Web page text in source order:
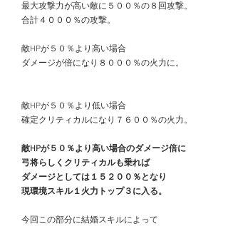
最大攻撃力が高い敵に５００％の８回攻撃。
合計４０００％の攻撃。
敵HPが５０％より高い場合
ダメージが倍になり８０００％の火力に。
敵HPが５０％より低い場合
確定クリティカルになり７６００％の火力。
敵HPが５０％より高い場合のダメージ倍に
弓将らしくクリティカルも乗れば
ダメージとしては１５２００％となり
現環境スキル１火力トップ３に入る。
今回この部分に結婚スキルによって